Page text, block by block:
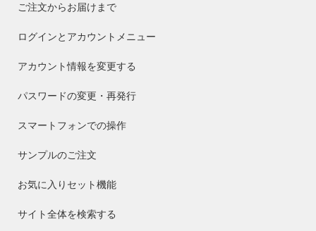
ご注文からお届けまで
ログインとアカウントメニュー
アカウント情報を変更する
パスワードの変更・再発行
スマートフォンでの操作
サンプルのご注文
お気に入りセット機能
サイト全体を検索する